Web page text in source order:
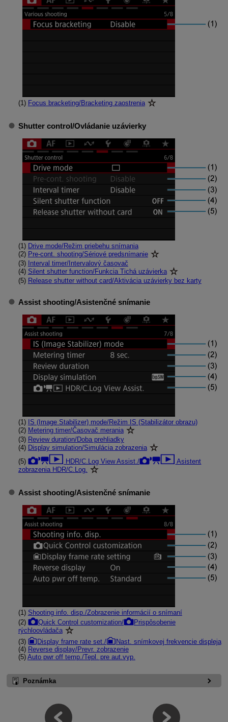
(1) Focus bracketing/Bracketing zaostrenia
Shutter control/Ovládanie uzávierky
(1) Drive mode/Režim priebehu snímania
(2) Pre-cont. shooting/Sériové predsnímanie
(3)
Interval timer/Intervalový časovač
(4) Silent shutter function/Funkcia Tichá uzávierka
(5) Release shutter without card/Aktivácia uzávierky bez karty
Assist shooting/Asistenčné snímanie
(1)
IS (Image Stabilizer) mode/Režim IS (Stabilizátor obrazu)
(2) Metering timer/Časovač merania
(3) Review duration/Doba prehliadky
(4) Display simulation/Simulácia zobrazenia
(5)
HDR/C.Log View Assist./
Asistent
zobrazenia HDR/C.Log.
Assist shooting/Asistenčné snímanie
(1) Shooting info. disp./Zobrazenie informácií o snímaní
(2)
Quick Control customization/
Prispôsobenie
rýchloovládača
(3)
Display frame rate set./
Nast. snímkovej frekvencie displeja
(4) Reverse display/Prevr. zobrazenie
(5) Auto pwr off temp./Tepl. pre aut.vyp.
Poznámka